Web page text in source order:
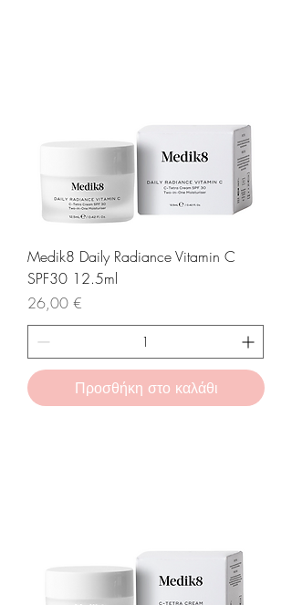
Medik8 Daily Radiance Vitamin C
SPF30 12.5ml
Τιμή
26,00 €
Προσθήκη στο καλάθι